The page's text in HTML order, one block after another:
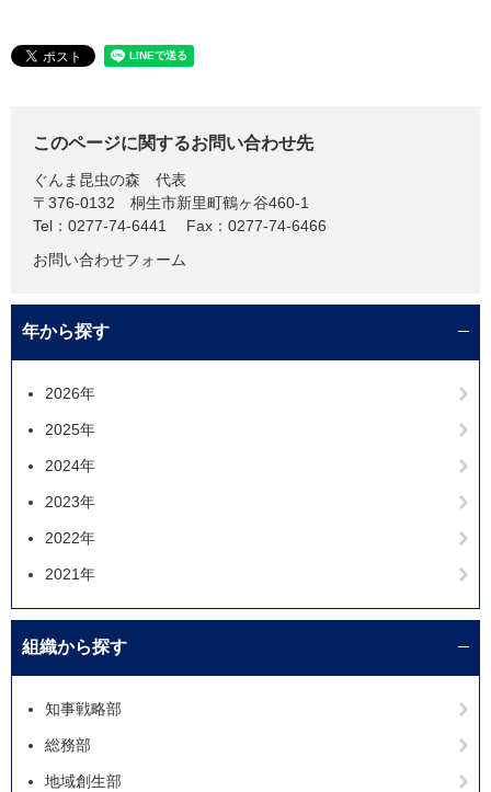
このページに関するお問い合わせ先
ぐんま昆虫の森
代表
〒376-0132
桐生市新里町鶴ヶ谷460-1
Tel：0277-74-6441
Fax：0277-74-6466
お問い合わせフォーム
年から探す
2026年
2025年
2024年
2023年
2022年
2021年
組織から探す
知事戦略部
総務部
地域創生部